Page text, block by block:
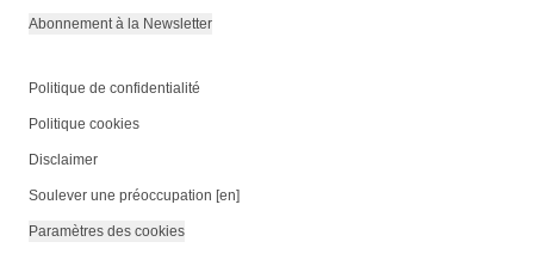
Abonnement à la Newsletter
Politique de confidentialité
Politique cookies
Disclaimer
Soulever une préoccupation [en]
Paramètres des cookies